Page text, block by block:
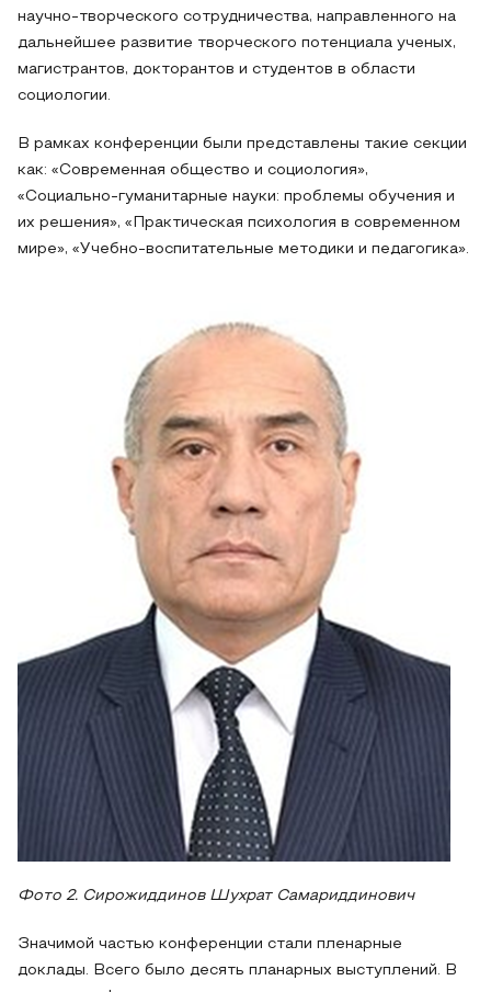
научно-творческого сотрудничества, направленного на
дальнейшее развитие творческого потенциала ученых,
магистрантов, докторантов и студентов в области
социологии.
В рамках конференции были представлены такие секции
как: «Современная общество и социология»,
«Социально-гуманитарные науки: проблемы обучения и
их решения», «Практическая психология в современном
мире», «Учебно-воспитательные методики и педагогика».
Фото 2. Сирожиддинов Шухрат Самариддинович
Значимой частью конференции стали пленарные
доклады. Всего было десять планарных выступлений. В